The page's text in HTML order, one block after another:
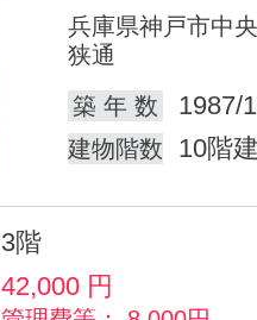
兵庫県神戸市中
狭通
築 年 数
1987/
建物階数 10階
3階
42,000 円